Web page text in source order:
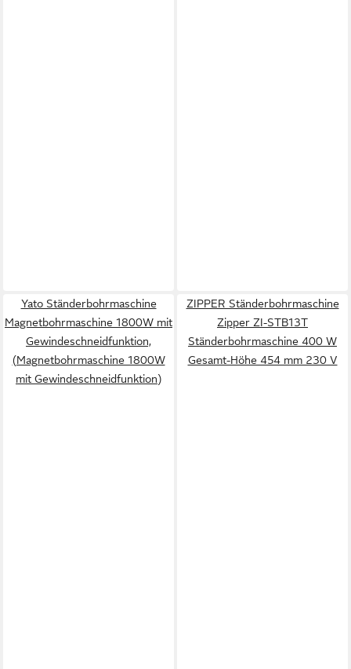
Yato Ständerbohrmaschine
Magnetbohrmaschine 1800W mit
Gewindeschneidfunktion,
(Magnetbohrmaschine 1800W
mit Gewindeschneidfunktion)
ZIPPER Ständerbohrmaschine
Zipper ZI-STB13T
Ständerbohrmaschine 400 W
Gesamt-Höhe 454 mm 230 V